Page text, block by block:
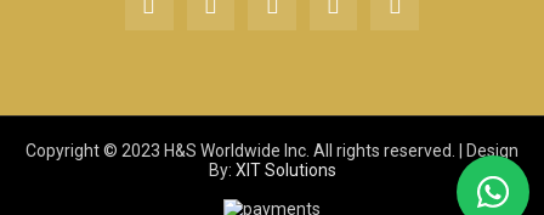
Copyright © 2023 H&S Worldwide Inc. All rights reserved. | Design
By: XIT Solutions